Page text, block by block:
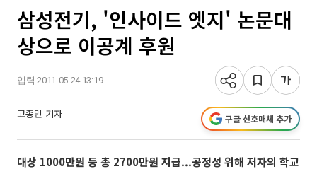
삼성전기, '인사이드 엣지' 논문대
상으로 이공계 후원
입력 2011-05-24 13:19
고종민 기자 구글 선호매체 추가
대상 1000만원 등 총 2700만원 지급...공정성 위해 저자의 학교